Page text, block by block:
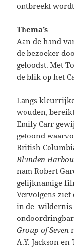
ontbreekt
Thema’s
Aan de hand
de bezoeker
geloodst. Met
de blik op het
Langs
wouden,
Emily Carr
getoond
British
Blunden
nam Robert
gelijknamige
Vervolgens
in de wildernis
Group of Seven
A.Y. Jackson